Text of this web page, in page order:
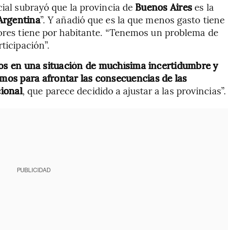
subrayó que la provincia de Buenos Aireses la
”. Y añadió que es la que menos gasto tiene
tiene por habitante. “Tenemos un problema de
en una situación de muchísima incertidumbre y
para afrontar las consecuencias de las
, que parece decidido a ajustar a las provincias”.
PUBLICIDAD